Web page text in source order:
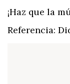
¡Haz que la
Referencia: